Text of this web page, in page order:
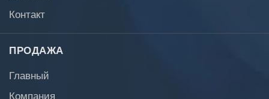
Контакт
ПРОДАЖА
Главный
Компания